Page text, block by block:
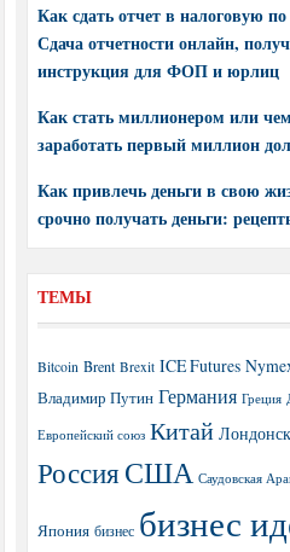
Как сдать отчет в налоговую
Сдача отчетности онлайн,
инструкция для ФОП и юрлиц
Как стать миллионером или
заработать первый миллион
Как привлечь деньги в свою
срочно получать деньги:
ТЕМЫ
Bitcoin Brent Brexit ICE Futures
Владимир Путин Германия Греция
Европейский союз Китай
РоссияСША Саудовская
Япония бизнес бизнес